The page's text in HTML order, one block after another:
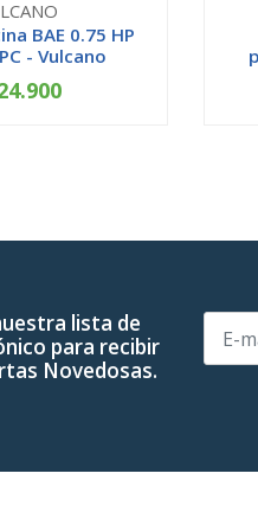
BAE 0.75 HP
- Vulcano
+
lista de
para recibir
Novedosas.